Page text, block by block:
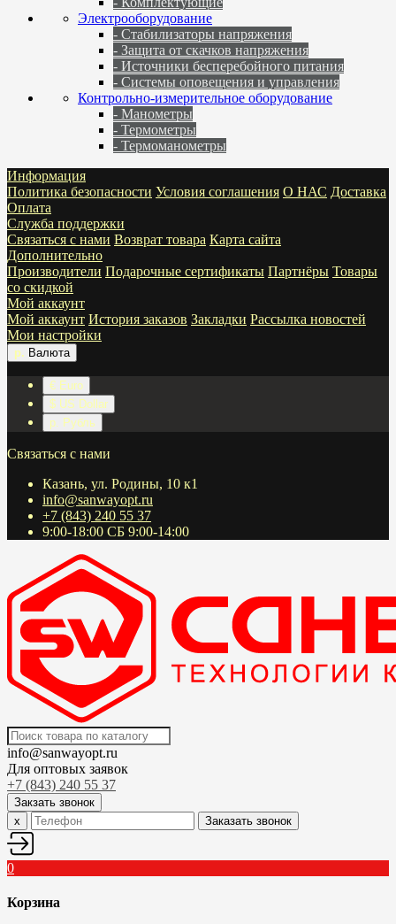
Электрооборудование
- Стабилизаторы напряжения
- Защита от скачков напряжения
- Источники бесперебойного питания
- Системы оповещения и управления
Контрольно-измерительное оборудование
- Манометры
- Термометры
- Термоманометры
Информация
Политика безопасности Условия соглашения О НАС Доставка
Оплата
Служба поддержки
Связаться с нами Возврат товара Карта сайта
Дополнительно
Производители Подарочные сертификаты Партнёры Товары
со скидкой
Мой аккаунт
Мой аккаунт История заказов Закладки Рассылка новостей
Мои настройки
р. Валюта
€ Euro
$ US Dollar
р. Рубль
Связаться с нами
Казань, ул. Родины, 10 к1
info@sanwayopt.ru
+7 (843) 240 55 37
9:00-18:00 СБ 9:00-14:00
info@sanwayopt.ru
Для оптовых заявок
+7 (843) 240 55 37
Закзать звонок
x
Заказать звонок
0
Корзина